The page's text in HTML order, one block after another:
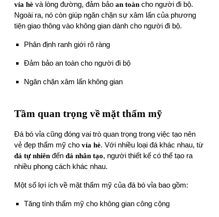
vỉa hè và lòng đường, đảm bảoan toàn cho người đi bộ.
Ngoài ra, nó còn giúp ngăn chặn sự xâm lấn của phương
tiện giao thông vào không gian dành cho người đi bộ.
Phân định ranh giới rõ ràng
Đảm bảo an toàn cho người đi bộ
Ngăn chặn xâm lấn không gian
Tầm quan trọng về mặt thẩm mỹ
Đá bó vỉa cũng đóng vai trò quan trọng trong việc tạo nên
vẻ đẹp thẩm mỹ chovỉa hè. Với nhiều loại đá khác nhau, từ
đá tự nhiên đếnđá nhân tạo, người thiết kế có thể tạo ra
nhiều phong cách khác nhau.
Một số lợi ích về mặt thẩm mỹ của đá bó vỉa bao gồm:
Tăng tính thẩm mỹ cho không gian công cộng